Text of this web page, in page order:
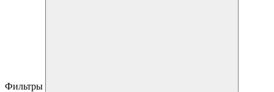
Фильтры